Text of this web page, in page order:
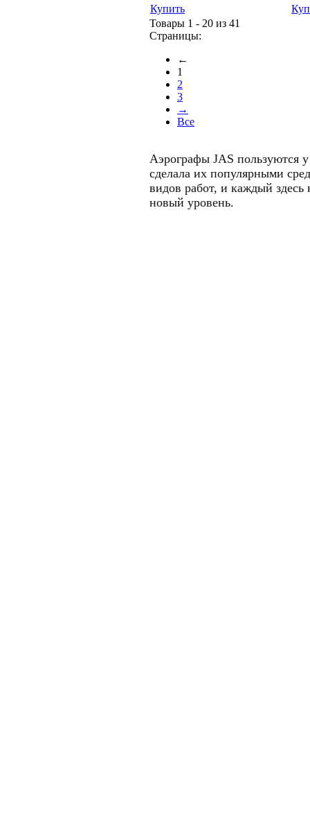
Купить
Товары 1 - 20 из 41
Страницы:
←
1
2
3
→
Все
Аэрографы JAS пользуются
сделала их популярными
видов работ, и каждый здесь
новый